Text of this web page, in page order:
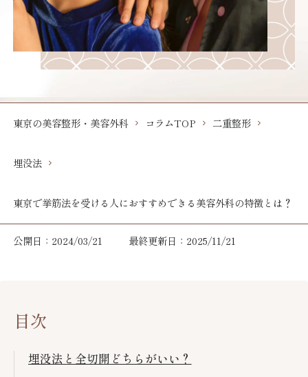
東京の美容整形・美容外科 コラムTOP 二重整形
埋没法
東京で挙筋法を受ける人におすすめできる美容外科の特徴とは？
公開日：2024/03/21 最終更新日：2025/11/21
目次
埋没法と全切開どちらがいい？